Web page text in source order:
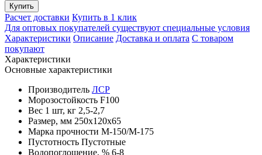
Купить
Расчет доставки Купить в 1 клик
Для оптовых покупателей существуют специальные условия
Характеристики Описание Доставка и оплата С товаром
покупают
Характеристики
Основные характеристики
Производитель ЛСР
Морозостойкость F100
Вес 1 шт, кг 2,5-2,7
Размер, мм 250х120х65
Марка прочности М-150/M-175
Пустотность Пустотные
Водопоглощение, % 6-8